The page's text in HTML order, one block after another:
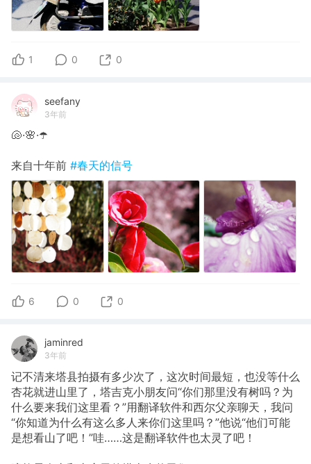
1 0 0
seefany
3年前
🐚·🌸·☂️
来自十年前 #春天的信号
6 0 0
jaminred
3年前
记不清来塔县拍摄有多少次了，这次时间最短，也没等什么
杏花就进山里了，塔吉克小朋友问“你们那里没有树吗？为
什么要来我们这里看？”用翻译软件和西尔父亲聊天，我问
“你知道为什么有这么多人来你们这里吗？”他说“他们可能
是想看山了吧！”哇……这是翻译软件也太灵了吧！